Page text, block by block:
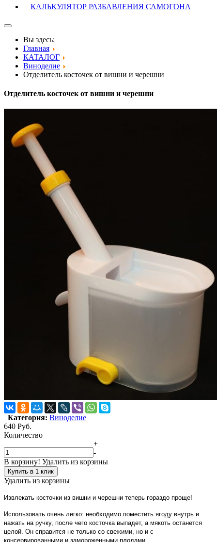
КАЛЬКУЛЯТОР РАЗБАВЛЕНИЯ САМОГОНА
Вы здесь:
Главная
КАТАЛОГ
Виноделие
Отделитель косточек от вишни и черешни
Отделитель косточек от вишни и черешни
Категория: Виноделие
640 Руб.
Количество
+
-
В корзину! Удалить из корзины
Купить в 1 клик
Удалить из корзины
Извлекать косточки из вишни и черешни теперь гораздо проще!
Использовать очень легко: необходимо поместить ягоду внутрь и
нажать на ручку, после чего косточка выпадет, а мякоть останется
целой. Он справится не только со свежими, но и с
консервированными и замороженными плодами.